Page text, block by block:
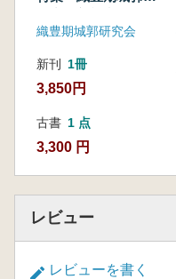
織豊期城郭研究会
新刊 1冊
3,850円
古書 1 点
3,300 円
レビュー
レビューを書く